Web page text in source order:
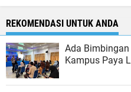
REKOMENDASI UNTUK ANDA
Ada
Kampus Paya